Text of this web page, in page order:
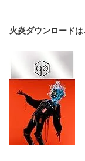
火炎ダウンロード